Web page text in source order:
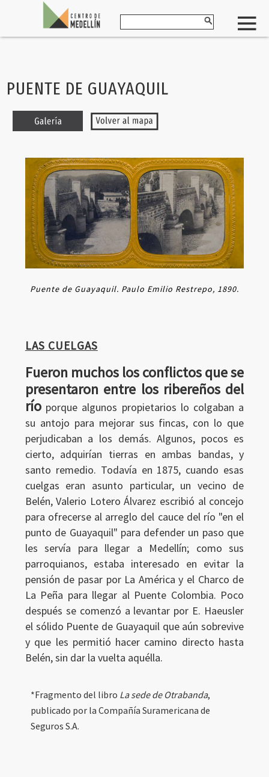
PUENTE DE GUAYAQUIL
Puente de Guayaquil. Paulo Emilio Restrepo, 1890.
LAS CUELGAS
Fueron muchos los conflictos que se
presentaron entre los ribereños del
ríoporque algunos propietarios lo colgaban a
su antojo para mejorar sus fincas, con lo que
perjudicaban a los demás. Algunos, pocos es
cierto, adquirían tierras en ambas bandas, y
santo remedio. Todavía en 1875, cuando esas
cuelgas eran asunto particular, un vecino de
Belén, Valerio Lotero Álvarez escribió al concejo
para ofrecerse al arreglo del cauce del río "en el
punto de Guayaquil" para defender un paso que
les servía para llegar a Medellín; como sus
parroquianos, estaba interesado en evitar la
pensión de pasar por La América y el Charco de
La Peña para llegar al Puente Colombia. Poco
después se comenzó a levantar por E. Haeusler
el sólido Puente de Guayaquil que aún sobrevive
y que les permitió hacer camino directo hasta
Belén, sin dar la vuelta aquélla.
*Fragmento del libro La sede de Otrabanda,
publicado por la Compañía Suramericana de
Seguros S.A.
Ingresar